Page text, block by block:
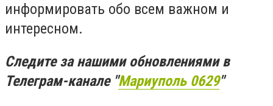
информировать обо всем важном и
интересном.
Следите за нашими обновлениями в
Телеграм-канале "Мариуполь 0629"